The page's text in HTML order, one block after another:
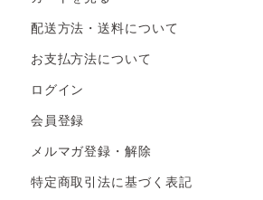
配送方法・送料について
お支払方法について
ログイン
会員登録
メルマガ登録・解除
特定商取引法に基づく表記